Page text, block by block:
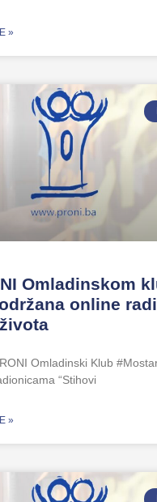
»
Omladinskom
online
Omladinski Klub
“Stihovi
»